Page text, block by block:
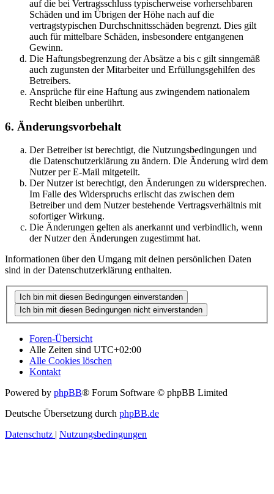
auf die bei Vertragsschluss typischerweise vorhersehbaren
Schäden und im Übrigen der Höhe nach auf die
vertragstypischen Durchschnittsschäden begrenzt. Dies gilt
auch für mittelbare Schäden, insbesondere entgangenen
Gewinn.
Die Haftungsbegrenzung der Absätze a bis c gilt sinngemäß
auch zugunsten der Mitarbeiter und Erfüllungsgehilfen des
Betreibers.
Ansprüche für eine Haftung aus zwingendem nationalem
Recht bleiben unberührt.
6. Änderungsvorbehalt
Der Betreiber ist berechtigt, die Nutzungsbedingungen und
die Datenschutzerklärung zu ändern. Die Änderung wird dem
Nutzer per E-Mail mitgeteilt.
Der Nutzer ist berechtigt, den Änderungen zu widersprechen.
Im Falle des Widerspruchs erlischt das zwischen dem
Betreiber und dem Nutzer bestehende Vertragsverhältnis mit
sofortiger Wirkung.
Die Änderungen gelten als anerkannt und verbindlich, wenn
der Nutzer den Änderungen zugestimmt hat.
Informationen über den Umgang mit deinen persönlichen Daten
sind in der Datenschutzerklärung enthalten.
Foren-Übersicht
Alle Zeiten sind UTC+02:00
Alle Cookies löschen
Kontakt
Powered by phpBB® Forum Software © phpBB Limited
Deutsche Übersetzung durch phpBB.de
Datenschutz | Nutzungsbedingungen